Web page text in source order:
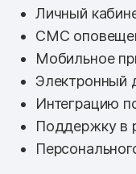
Личный
СМС
Мобильное
Электронный
Интеграцию
Поддержку в